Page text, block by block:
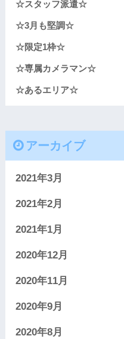
☆スタッフ派遣☆
☆3月も堅調☆
☆限定1枠☆
☆専属カメラマン☆
☆あるエリア☆
アーカイブ
2021年3月
2021年2月
2021年1月
2020年12月
2020年11月
2020年9月
2020年8月